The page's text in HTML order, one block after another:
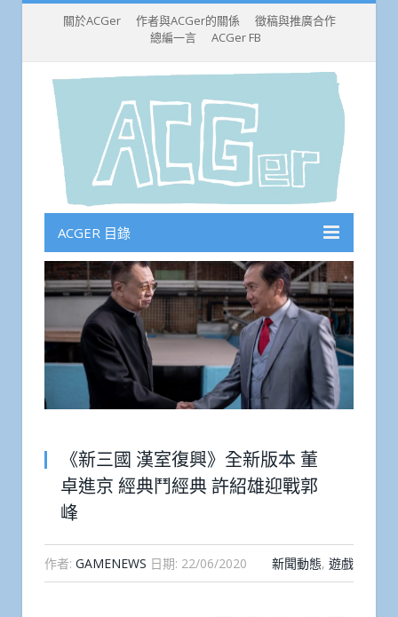
關於ACGer 作者與ACGer的關係
徵稿與推廣合作
總編一言
ACGer FB
ACGER 目錄
《新三國 漢室復興》全新版本 董
卓進京 經典鬥經典 許紹雄迎戰郭
峰
作者: GAMENEWS 日期: 22/06/2020 新聞動態, 遊戲